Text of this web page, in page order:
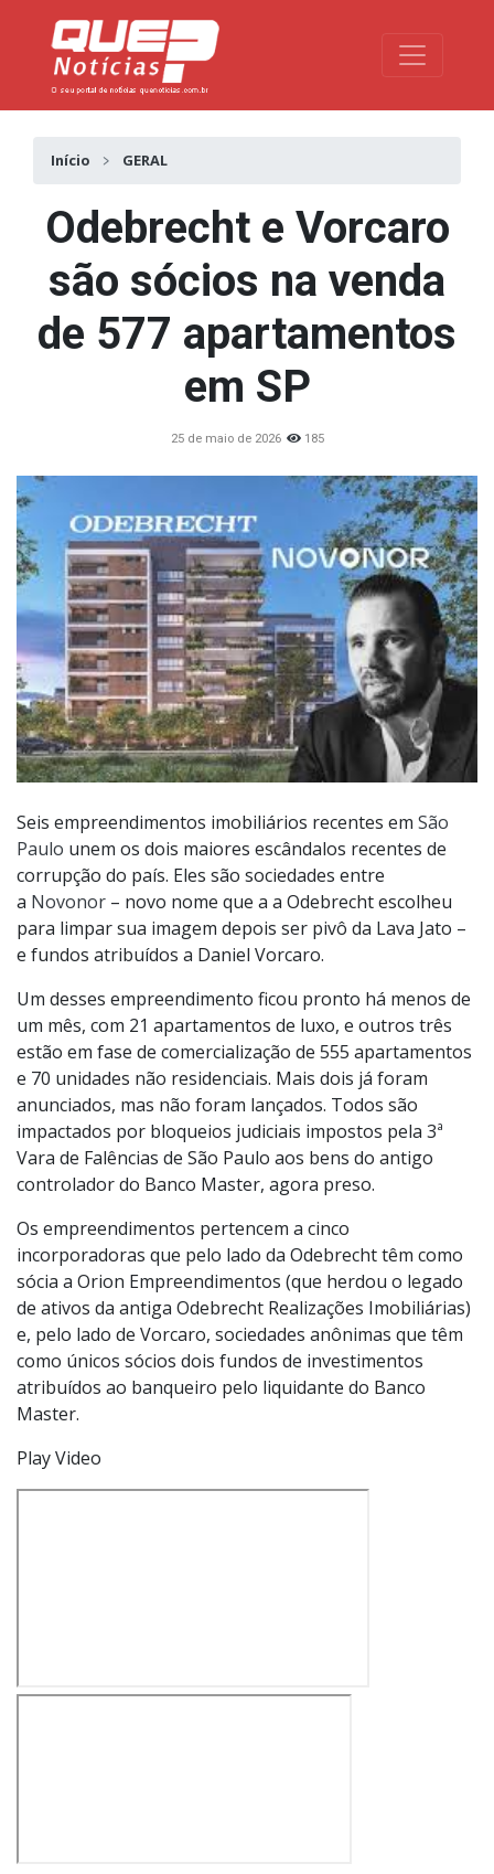
Toggle
Início GERAL
Odebrecht e Vorcaro
são sócios na venda
de 577 apartamentos
em SP
25 de maio de 2026 185
Seis empreendimentos imobiliários recentes em São
Paulo unem os dois maiores escândalos recentes de
corrupção do país. Eles são sociedades entre
a Novonor – novo nome que a a Odebrecht escolheu
para limpar sua imagem depois ser pivô da Lava Jato –
e fundos atribuídos a Daniel Vorcaro.
Um desses empreendimento ficou pronto há menos de
um mês, com 21 apartamentos de luxo, e outros três
estão em fase de comercialização de 555 apartamentos
e 70 unidades não residenciais. Mais dois já foram
anunciados, mas não foram lançados. Todos são
impactados por bloqueios judiciais impostos pela 3ª
Vara de Falências de São Paulo aos bens do antigo
controlador do Banco Master, agora preso.
Os empreendimentos pertencem a cinco
incorporadoras que pelo lado da Odebrecht têm como
sócia a Orion Empreendimentos (que herdou o legado
de ativos da antiga Odebrecht Realizações Imobiliárias)
e, pelo lado de Vorcaro, sociedades anônimas que têm
como únicos sócios dois fundos de investimentos
atribuídos ao banqueiro pelo liquidante do Banco
Master.
Play Video